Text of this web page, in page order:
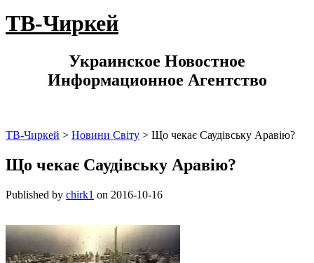
ТВ-Чиркей
Украинское Новостное
Информационное Агентство
ТВ-Чиркей > Новини Світу > Що чекає Саудівську Аравію?
Що чекає Саудівську Аравію?
Published by chirk1 on 2016-10-16